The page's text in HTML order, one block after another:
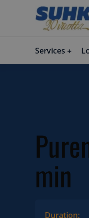
Services
min
Duration: